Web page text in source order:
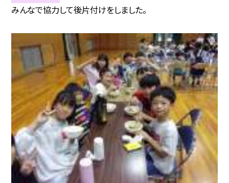
みんなで協力して後片付けをしました。